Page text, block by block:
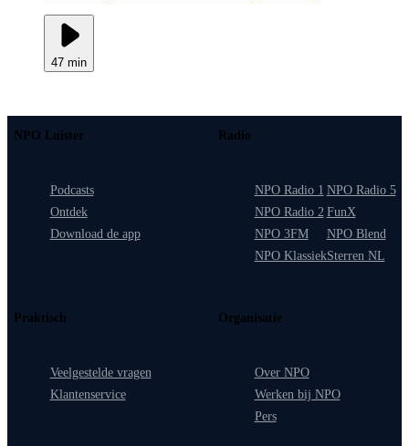
47 min
NPO Luister
Podcasts
Ontdek
Download de app
Radio
NPO Radio 1
NPO Radio 2
NPO 3FM
NPO Klassiek
NPO Radio 5
FunX
NPO Blend
Sterren NL
Praktisch
Veelgestelde vragen
Klantenservice
Organisatie
Over NPO
Werken bij NPO
Pers